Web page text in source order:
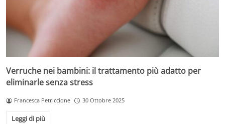
Verruche nei bambini: il trattamento più adatto per
eliminarle senza stress
Francesca Petriccione 30 Ottobre 2025
Leggi di più